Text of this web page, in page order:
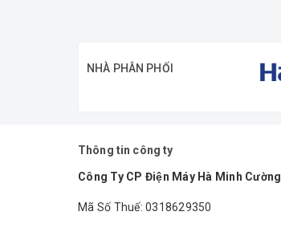
NHÀ PHÂN PHỐI
Thông tin công ty
Công Ty CP Điện Máy Hà Minh Cường
Mã Số Thuế: 0318629350